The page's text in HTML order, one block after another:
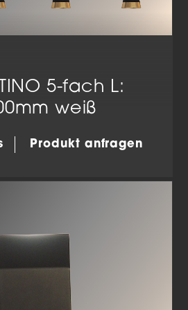
5-fach L:
weiß
Produkt anfragen